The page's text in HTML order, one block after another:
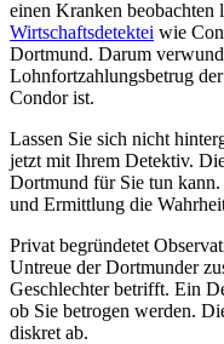
einen Kranken beobachten
Wirtschaftsdetektei wie
Dortmund. Darum
Lohnfortzahlungsbetrug
Condor ist.
Lassen Sie sich nicht
jetzt mit Ihrem Detektiv.
Dortmund für Sie tun
und Ermittlung die
Privat begründetet
Untreue der Dortmunder
Geschlechter betrifft. Ein
ob Sie betrogen werden.
diskret ab.